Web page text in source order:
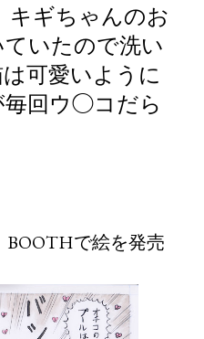
ギちゃんのお
いたので洗い
可愛いように
毎回ウ◯コだら
BOOTHで絵を発売